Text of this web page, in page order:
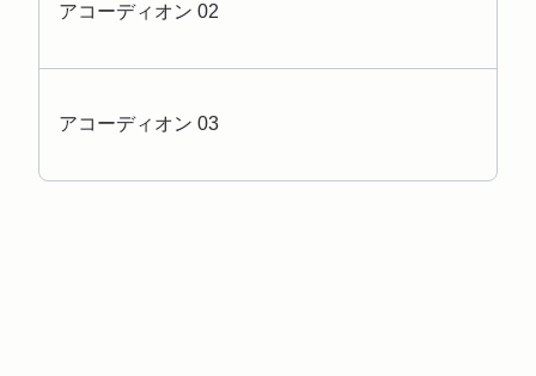
アコーディオン 02
アコーディオン 03